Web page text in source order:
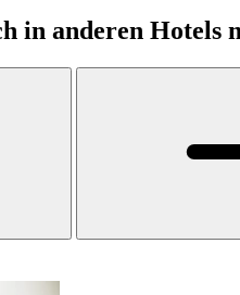
in anderen Hotels